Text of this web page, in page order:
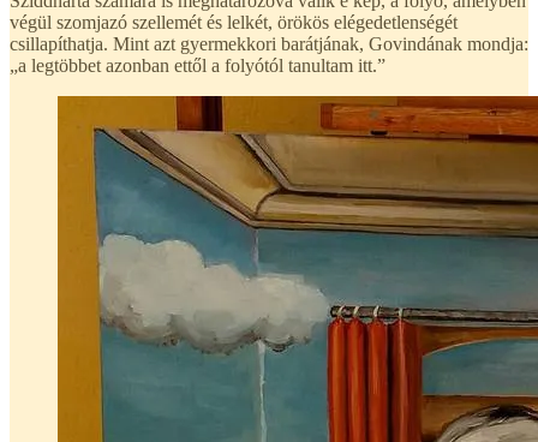
végül szomjazó szellemét és lelkét, örökös elégedetlenségét
csillapíthatja. Mint azt gyermekkori barátjának, Govindának mondja:
„a legtöbbet azonban ettől a folyótól tanultam itt.”